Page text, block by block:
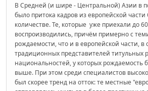
В Средней (и шире - Центральной) Азии в
было притока кадров из европейской
количестве. Те, которые уже приехали до
воспроизводились, причём примерно с
рождаемости, что и в европейской части, в
традиционных представителей титульных
национальностей, у которых рождаемость
выше. При этом среди специалистов
был скорее тренд на отток: те местные